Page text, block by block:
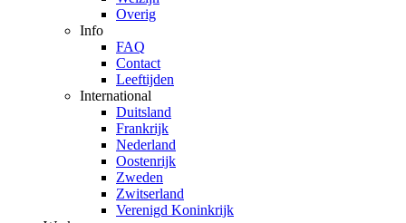
Overig
Info
FAQ
Contact
Leeftijden
International
Duitsland
Frankrijk
Nederland
Oostenrijk
Zweden
Zwitserland
Verenigd Koninkrijk